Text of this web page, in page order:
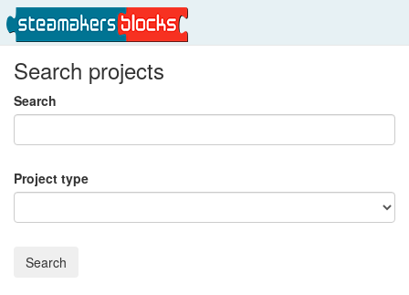
Search projects
Search
Project type
Search